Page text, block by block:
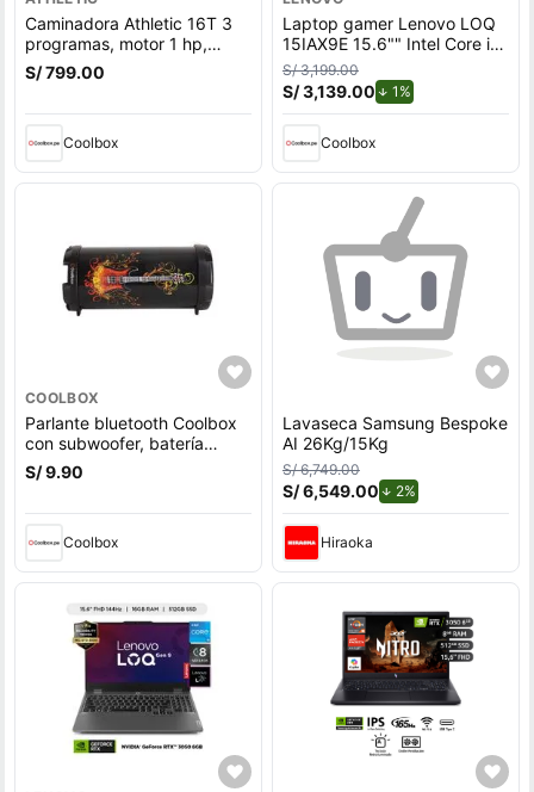
Caminadora Athletic 16T 3
programas, motor 1 hp,
velocidad máx. 10 km, máx.
100 kg
S/ 799.00
Coolbox
Laptop gamer Lenovo LOQ
15IAX9E 15.6"" Intel Core i5,
512GB SSD, 8GB RAM,
Windows 11 Home, gris
S/ 3,199.00
S/ 3,139.00 1%de descuento.
Coolbox
COOLBOX
Parlante bluetooth Coolbox
con subwoofer, batería
recargable, guitar
S/ 9.90
Coolbox
Lavaseca Samsung Bespoke
AI 26Kg/15Kg
S/ 6,749.00
S/ 6,549.00 2%de descuento.
Hiraoka